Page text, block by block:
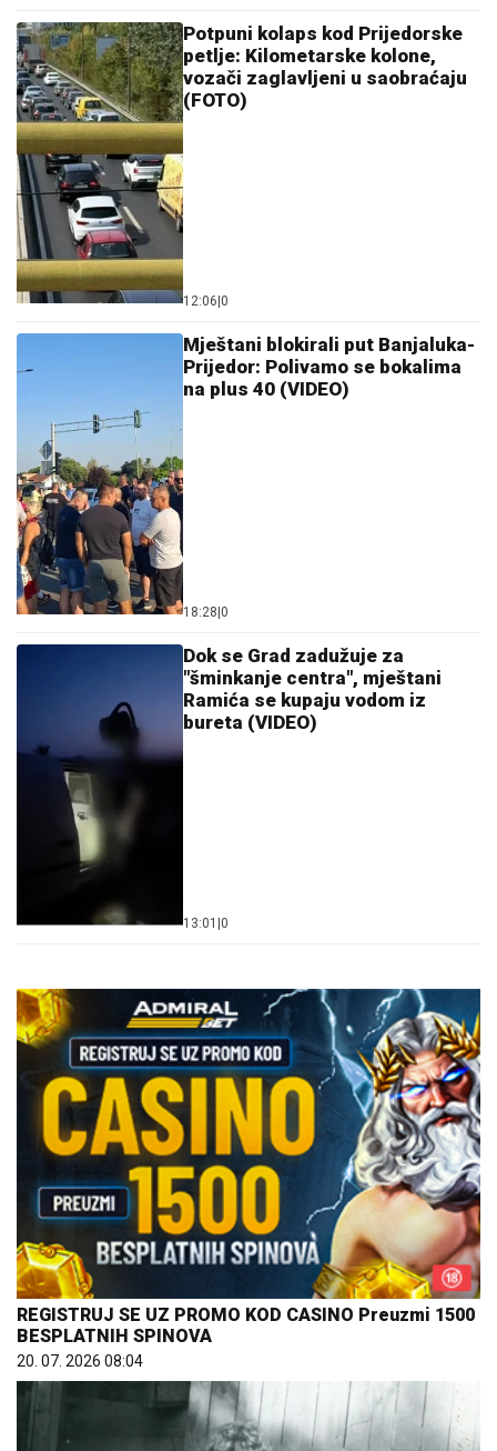
Potpuni kolaps kod Prijedorske
petlje: Kilometarske kolone,
vozači zaglavljeni u saobraćaju
(FOTO)
12:06 0
Mještani blokirali put Banjaluka-
Prijedor: Polivamo se bokalima
na plus 40 (VIDEO)
18:28 0
Dok se Grad zadužuje za
"šminkanje centra", mještani
Ramića se kupaju vodom iz
bureta (VIDEO)
13:01 0
REGISTRUJ SE UZ PROMO KOD CASINO Preuzmi 1500
BESPLATNIH SPINOVA
20. 07. 2026 08:04